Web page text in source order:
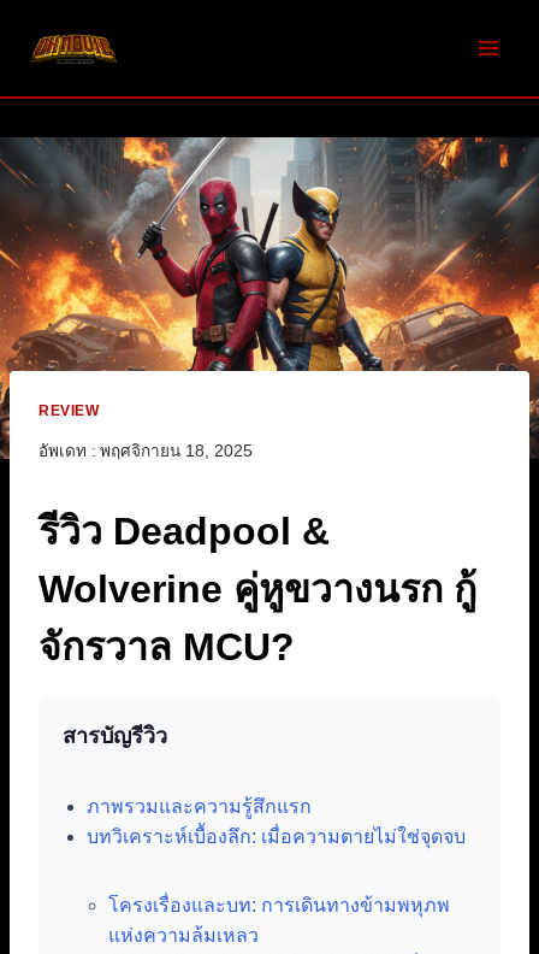
REVIEW
อัพเดท : พฤศจิกายน 18, 2025
รีวิว Deadpool &
Wolverine คู่หูขวางนรก กู้
จักรวาล MCU?
สารบัญรีวิว
ภาพรวมและความรู้สึกแรก
บทวิเคราะห์เบื้องลึก: เมื่อความตายไม่ใช่จุดจบ
โครงเรื่องและบท: การเดินทางข้ามพหุภพ
แห่งความล้มเหลว